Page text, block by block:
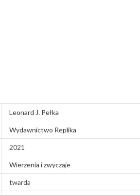
Leonard J. Pełka
Wydawnictwo Replika
2021
Wierzenia i zwyczaje
twarda